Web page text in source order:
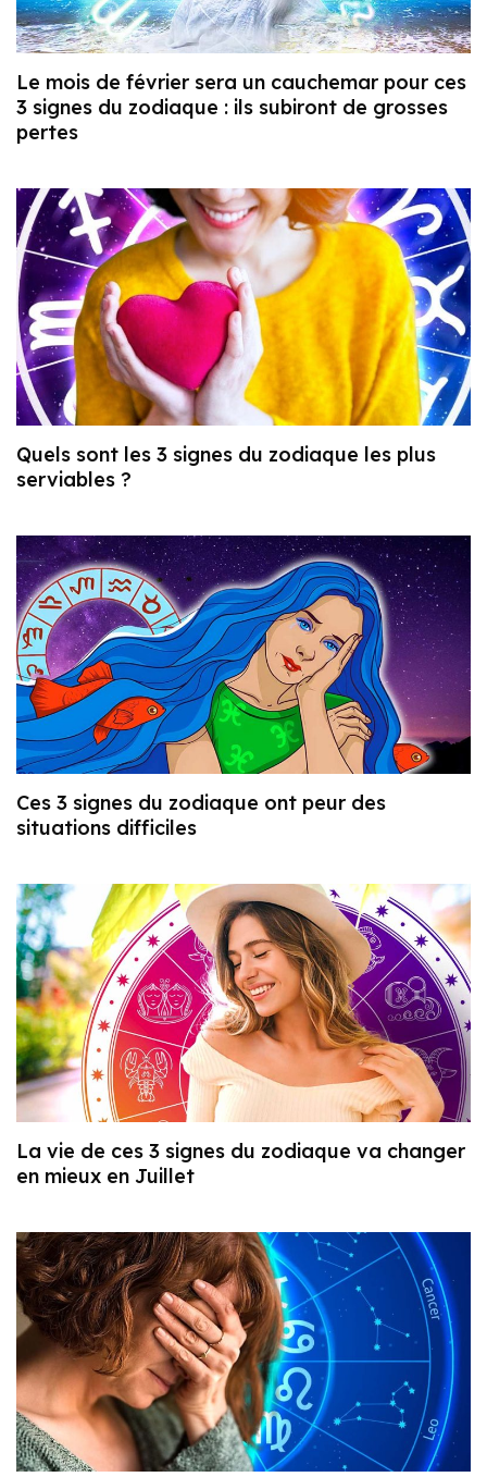
Le mois de février sera un cauchemar pour ces
3 signes du zodiaque : ils subiront de grosses
pertes
Quels sont les 3 signes du zodiaque les plus
serviables ?
Ces 3 signes du zodiaque ont peur des
situations difficiles
La vie de ces 3 signes du zodiaque va changer
en mieux en Juillet